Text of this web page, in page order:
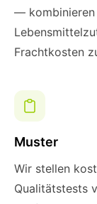
— kombinieren
Frachtkosten
Muster
Wir stellen
Qualitätstests